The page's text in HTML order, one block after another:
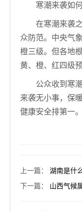
寒潮来袭如
在寒潮来袭
众防范。中央气
橙三级。但各地
黄、橙、红四级
公众收到寒
来袭无小事，保
健康安全排第一。
上一篇： 湖南是什
下一篇： 山西气候